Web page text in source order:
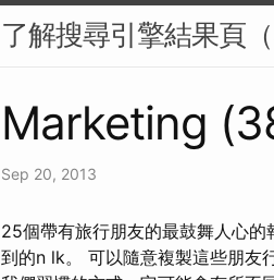
了解搜尋引擎結果頁
Marketing
Sep 20, 2013
25個帶有旅行朋友的最鼓舞人心
到的n lk。 可以隨意複製這些朋友